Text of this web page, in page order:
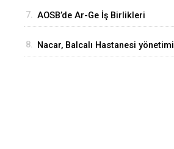
DOLARA YAKLAŞTI”
7. AOSB’de Ar-Ge İş Birlikleri
8. Nacar, Balcalı Hastanesi yönetimi